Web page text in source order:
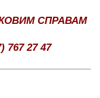
СПРАВАМ
767 27 47